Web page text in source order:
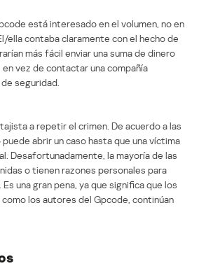
está interesado en el volumen, no en
ella contaba claramente con el hecho de
más fácil enviar una suma de dinero
vez de contactar una compañía
seguridad.
a repetir el crimen. De acuerdo a las
abrir un caso hasta que una víctima
Desafortunadamente, la mayoría de las
o tienen razones personales para
una gran pena, ya que significa que los
los autores del Gpcode, continúan